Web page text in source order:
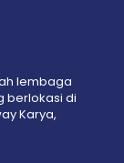
lembaga
berlokasi di
Karya,